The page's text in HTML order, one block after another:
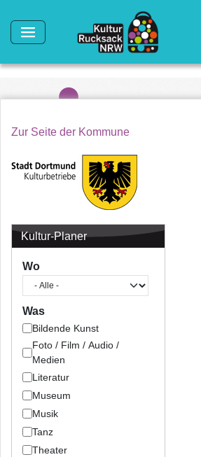
Zur Seite der Kommune
Kultur-Planer
Wo
Was
Bildende Kunst
Foto / Film / Audio /
Medien
Literatur
Museum
Musik
Tanz
Theater